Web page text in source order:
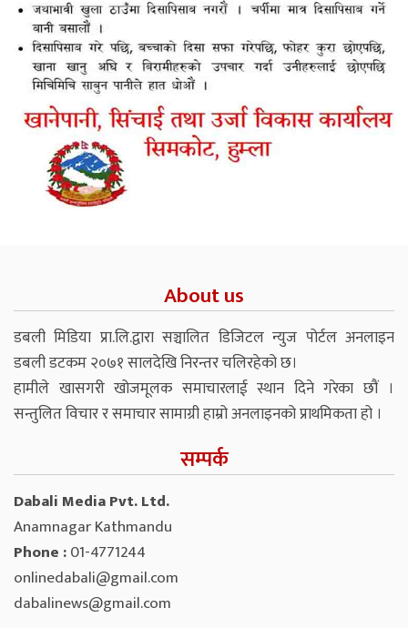
About us
डबली मिडिया प्रा.लि.द्वारा सञ्चालित डिजिटल न्युज पोर्टल अनलाइन
डबली डटकम २०७१ सालदेखि निरन्तर चलिरहेको छ।
हामीले खासगरी खोजमूलक समाचारलाई स्थान दिने गरेका छौं ।
सन्तुलित विचार र समाचार सामाग्री हाम्रो अनलाइनको प्राथमिकता हो ।
सम्पर्क
Dabali Media Pvt. Ltd.
Anamnagar Kathmandu
Phone :01-4771244
onlinedabali@gmail.com
dabalinews@gmail.com